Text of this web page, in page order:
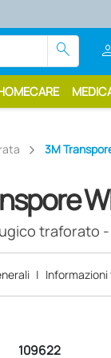
search
3M
traforato -
|
109622